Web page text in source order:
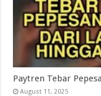
Paytren Tebar
August 11, 2025